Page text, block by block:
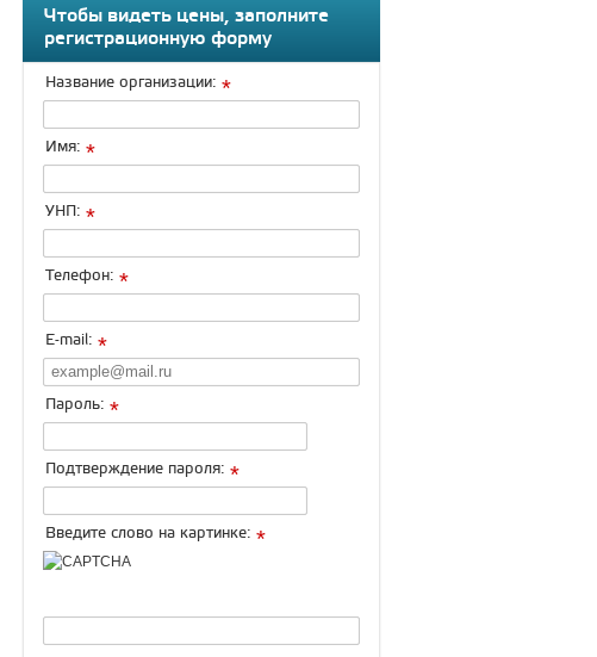
Чтобы видеть цены, заполните
регистрационную форму
Название организации: *
Имя: *
УНП: *
Телефон: *
E-mail: *
Пароль: *
Подтверждение пароля: *
Введите слово на картинке: *